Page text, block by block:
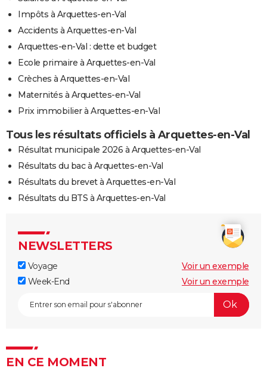
Impôts à Arquettes-en-Val
Accidents à Arquettes-en-Val
Arquettes-en-Val : dette et budget
Ecole primaire à Arquettes-en-Val
Crèches à Arquettes-en-Val
Maternités à Arquettes-en-Val
Prix immobilier à Arquettes-en-Val
Tous les résultats officiels à Arquettes-en-Val
Résultat municipale 2026 à Arquettes-en-Val
Résultats du bac à Arquettes-en-Val
Résultats du brevet à Arquettes-en-Val
Résultats du BTS à Arquettes-en-Val
NEWSLETTERS
Voyage
Voir un exemple
Week-End
Voir un exemple
EN CE MOMENT